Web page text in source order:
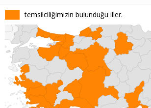
temsilciliğimizin bulunduğu iller.